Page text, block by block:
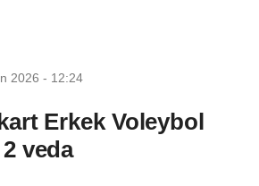
2026 - 12:24
Erkek Voleybol
2 veda